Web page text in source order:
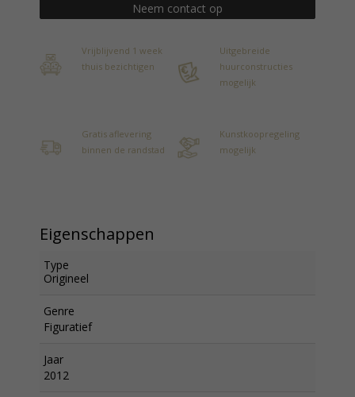
Neem contact op
Vrijblijvend 1 week
thuis bezichtigen
Uitgebreide
huurconstructies
mogelijk
Gratis aflevering
binnen de randstad
Kunstkoopregeling
mogelijk
Eigenschappen
Type
Origineel
Genre
Figuratief
Jaar
2012